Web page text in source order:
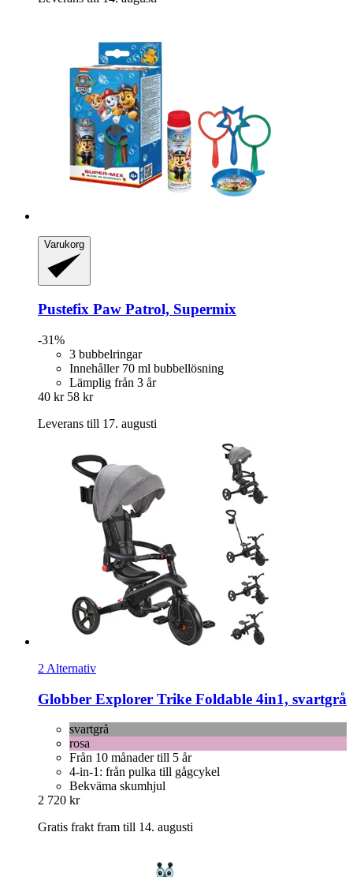
Varukorg
Pustefix Paw Patrol, Supermix
-31%
3 bubbelringar
Innehåller 70 ml bubbellösning
Lämplig från 3 år
40 kr 58 kr
Leverans till 17. augusti
2 Alternativ
Globber Explorer Trike Foldable 4in1, svartgrå
svartgrå
rosa
Från 10 månader till 5 år
4-in-1: från pulka till gågcykel
Bekväma skumhjul
2 720 kr
Gratis frakt fram till 14. augusti